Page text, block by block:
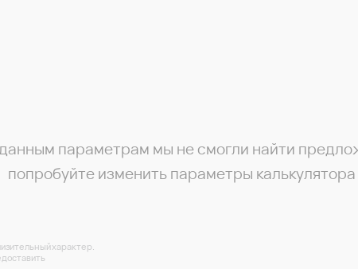
параметрам мы не смогли найти
попробуйте изменить параметры калькулятора
характер.